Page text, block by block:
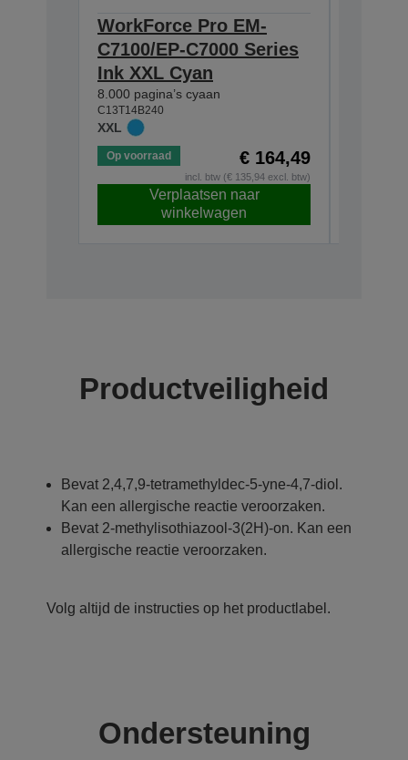
WorkForce Pro EM-
C7100/EP-C7000 Series
Ink XXL Cyan
8.000 pagina’s cyaan
C13T14B240
XXL
Op voorraad € 164,49
incl. btw (€ 135,94 excl. btw)
Verplaatsen naar
winkelwagen
Productveiligheid
Bevat 2,4,7,9-tetramethyldec-5-yne-4,7-diol.
Kan een allergische reactie veroorzaken.
Bevat 2-methylisothiazool-3(2H)-on. Kan een
allergische reactie veroorzaken.
Volg altijd de instructies op het productlabel.
Ondersteuning